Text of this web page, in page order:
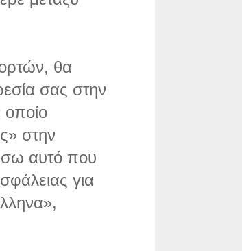
θα
σας στην
οποίο
στην
αυτό που
για